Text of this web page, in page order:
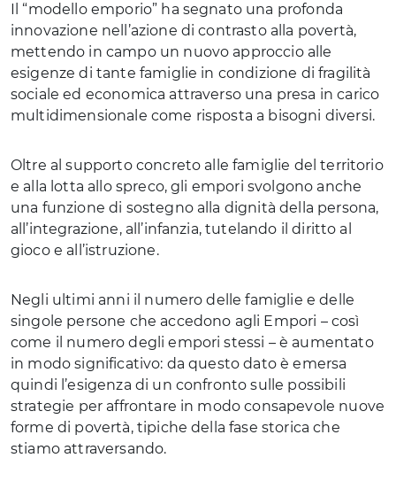
Il “modello emporio” ha segnato una profonda
innovazione nell’azione di contrasto alla povertà,
mettendo in campo un nuovo approccio alle
esigenze di tante famiglie in condizione di fragilità
sociale ed economica attraverso una presa in carico
multidimensionale come risposta a bisogni diversi.
Oltre al supporto concreto alle famiglie del territorio
e alla lotta allo spreco, gli empori svolgono anche
una funzione di sostegno alla dignità della persona,
all’integrazione, all’infanzia, tutelando il diritto al
gioco e all’istruzione.
Negli ultimi anni il numero delle famiglie e delle
singole persone che accedono agli Empori – così
come il numero degli empori stessi – è aumentato
in modo significativo: da questo dato è emersa
quindi l’esigenza di un confronto sulle possibili
strategie per affrontare in modo consapevole nuove
forme di povertà, tipiche della fase storica che
stiamo attraversando.